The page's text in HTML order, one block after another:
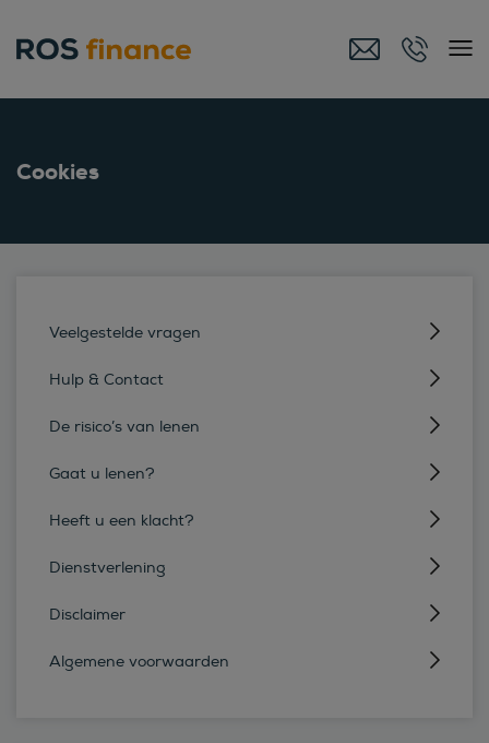
Cookies
Veelgestelde vragen
Hulp & Contact
De risico’s van lenen
Gaat u lenen?
Heeft u een klacht?
Dienstverlening
Disclaimer
Algemene voorwaarden